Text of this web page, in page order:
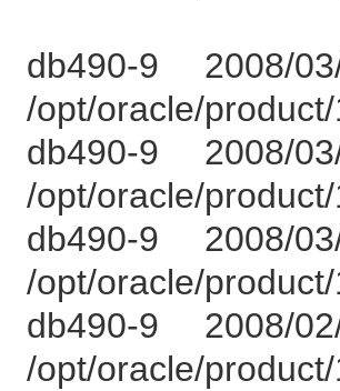
db490-9 2008/
/opt/oracle/
db490-9 2008/
/opt/oracle/
db490-9 2008/
/opt/oracle/
db490-9 2008/
/opt/oracle/